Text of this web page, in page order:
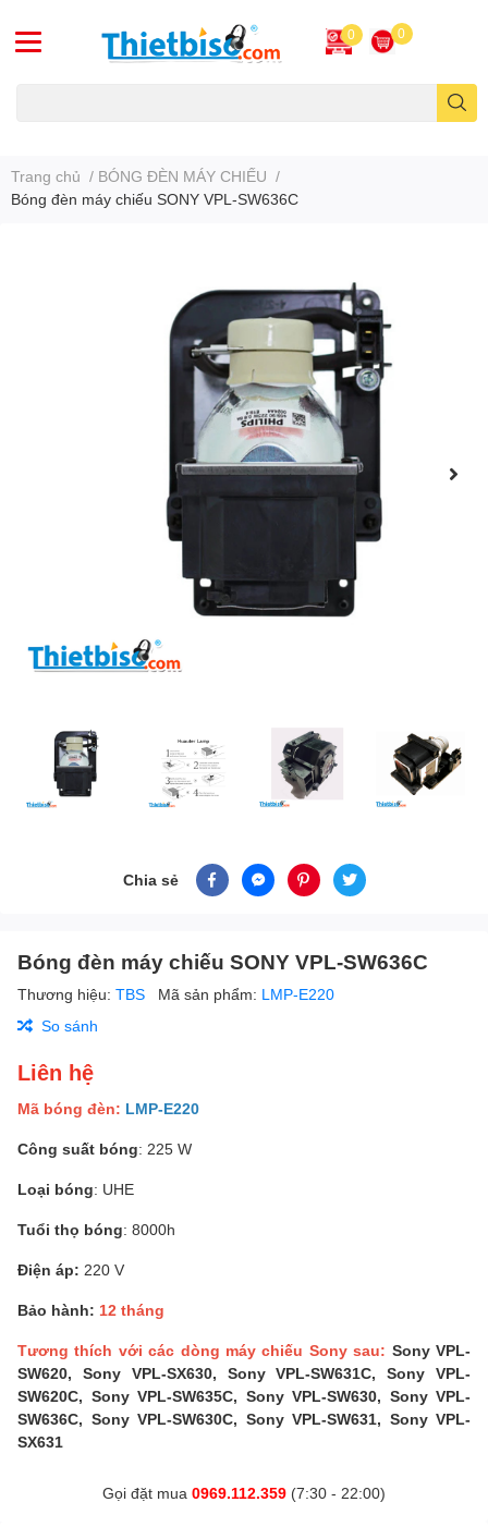
0 0
Trang chủ / BÓNG ĐÈN MÁY CHIẾU /
Bóng đèn máy chiếu SONY VPL-SW636C
Chia sẻ
Bóng đèn máy chiếu SONY VPL-SW636C
Thương hiệu: TBS Mã sản phẩm: LMP-E220
So sánh
Liên hệ
Mã bóng đèn: LMP-E220
Công suất bóng: 225 W
Loại bóng: UHE
Tuổi thọ bóng: 8000h
Điện áp: 220 V
Bảo hành: 12 tháng
Tương thích với các dòng máy chiếu Sony sau: Sony VPL-
SW620, Sony VPL-SX630, Sony VPL-SW631C, Sony VPL-
SW620C, Sony VPL-SW635C, Sony VPL-SW630, Sony VPL-
SW636C, Sony VPL-SW630C, Sony VPL-SW631, Sony VPL-
SX631
Gọi đặt mua 0969.112.359 (7:30 - 22:00)